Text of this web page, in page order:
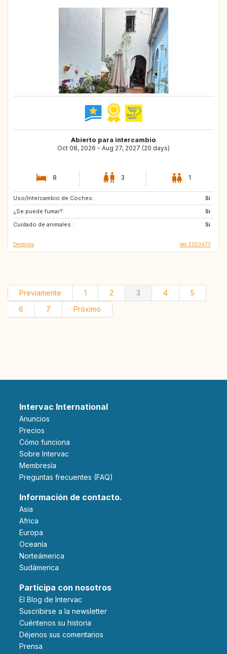
Abierto para intercambio
Oct 08, 2026 - Aug 27, 2027 (20 days)
8 3 1
Uso/Intercambio de Coches:
Si
¿Se puede fumar?:
Si
Cuidado de animales :
Si
NO
NZ
DE
Destinos Ver ES53477
Previamente 1 2 3 4
5
6
7 Próximo
Intervac International
Anuncios
Precios
Cómo funciona
Sobre Intervac
Membresía
Preguntas frecuentes (FAQ)
Información de contacto.
Asia
Africa
Europa
Oceanía
Norteámerica
Sudámerica
Participa con nosotros
El Blog de Intervac
Suscribirse a la newsletter
Cuéntenos su historia
Déjenos sus comentarios
Prensa